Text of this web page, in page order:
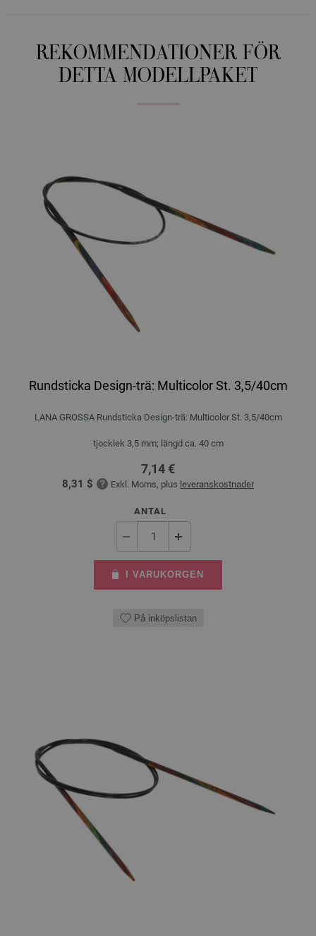
REKOMMENDATIONER FÖR
DETTA MODELLPAKET
Rundsticka Design-trä: Multicolor St. 3,5/40cm
LANA GROSSA Rundsticka Design-trä: Multicolor St. 3,5/40cm
tjocklek 3,5 mm; längd ca. 40 cm
7,14 €
8,31 $ Exkl. Moms, plus leveranskostnader
ANTAL
I VARUKORGEN
På inköpslistan